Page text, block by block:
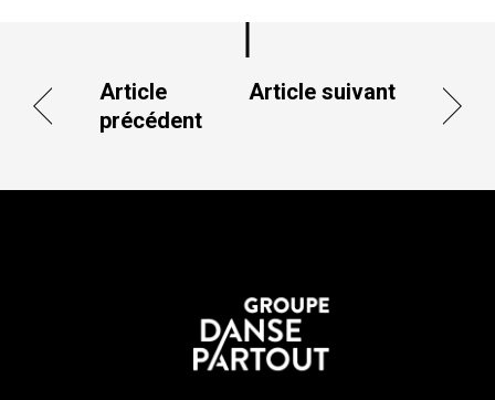
Article
précédent
Article suivant